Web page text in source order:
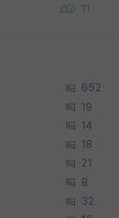
11
652
19
14
18
21
8
32